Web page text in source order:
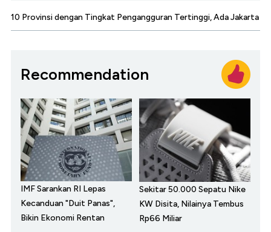
10 Provinsi dengan Tingkat Pengangguran Tertinggi, Ada Jakarta
Recommendation
IMF Sarankan RI Lepas
Kecanduan "Duit Panas",
Bikin Ekonomi Rentan
Sekitar 50.000 Sepatu Nike
KW Disita, Nilainya Tembus
Rp66 Miliar